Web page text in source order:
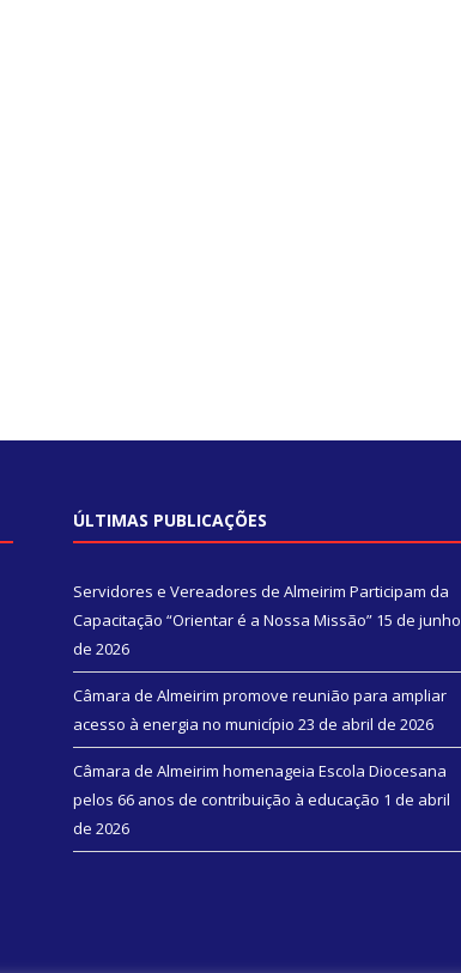
ÚLTIMAS PUBLICAÇÕES
Servidores e Vereadores de Almeirim Participam da
Capacitação “Orientar é a Nossa Missão” 15 de junho
de 2026
Câmara de Almeirim promove reunião para ampliar
acesso à energia no município 23 de abril de 2026
Câmara de Almeirim homenageia Escola Diocesana
pelos 66 anos de contribuição à educação 1 de abril
de 2026